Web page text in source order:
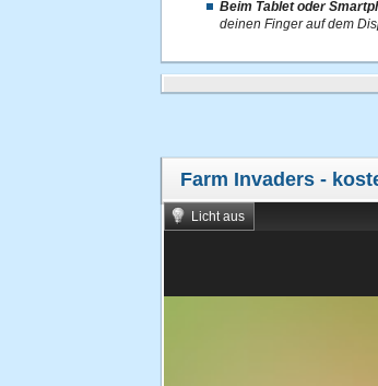
Beim Tablet oder
deinen Finger auf dem
Farm Invaders -
Licht aus